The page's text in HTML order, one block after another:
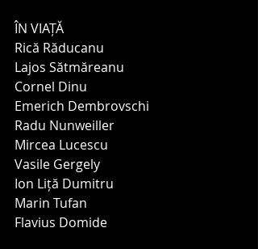
ÎN VIAȚĂ
Rică Răducanu
Lajos Sătmăreanu
Cornel Dinu
Emerich Dembrovschi
Radu Nunweiller
Mircea Lucescu
Vasile Gergely
Ion Liță Dumitru
Marin Tufan
Flavius Domide